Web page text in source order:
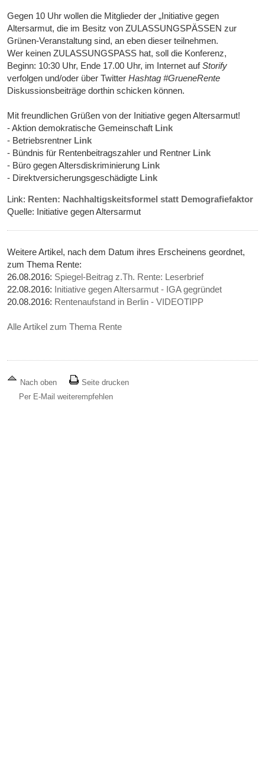
Gegen 10 Uhr wollen die Mitglieder der „Initiative gegen
Altersarmut, die im Besitz von ZULASSUNGSPÄSSEN zur
Grünen-Veranstaltung sind, an eben dieser teilnehmen.
Wer keinen ZULASSUNGSPASS hat, soll die Konferenz,
Beginn: 10:30 Uhr, Ende 17.00 Uhr, im Internet aufStorify
verfolgen und/oder über TwitterHashtag #GrueneRente
Diskussionsbeiträge dorthin schicken können.
Mit freundlichen Grüßen von der Initiative gegen Altersarmut!
- Aktion demokratische Gemeinschaft Link
- Betriebsrentner Link
- Bündnis für Rentenbeitragszahler und Rentner Link
- Büro gegen Altersdiskriminierung Link
- Direktversicherungsgeschädigte Link
Link: Renten: Nachhaltigskeitsformel statt Demografiefaktor
Quelle: Initiative gegen Altersarmut
Weitere Artikel, nach dem Datum ihres Erscheinens geordnet,
zum Thema Rente:
26.08.2016: Spiegel-Beitrag z.Th. Rente: Leserbrief
22.08.2016: Initiative gegen Altersarmut - IGA gegründet
20.08.2016: Rentenaufstand in Berlin - VIDEOTIPP
Alle Artikel zum Thema Rente
Nach oben
Seite drucken
Per E-Mail weiterempfehlen